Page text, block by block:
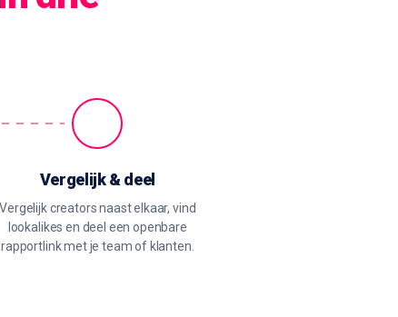
Vergelijk & deel
Vergelijk creators naast elkaar, vind
lookalikes en deel een openbare
rapportlink met je team of klanten.